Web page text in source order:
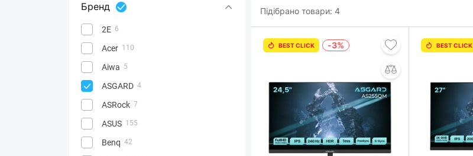
Бренд
2E 6
Acer 110
Aiwa 5
ASGARD 4
ASRock 7
ASUS 155
Benq 42
Підібрано товари: 4
BEST CLICK -3% BEST CLICK